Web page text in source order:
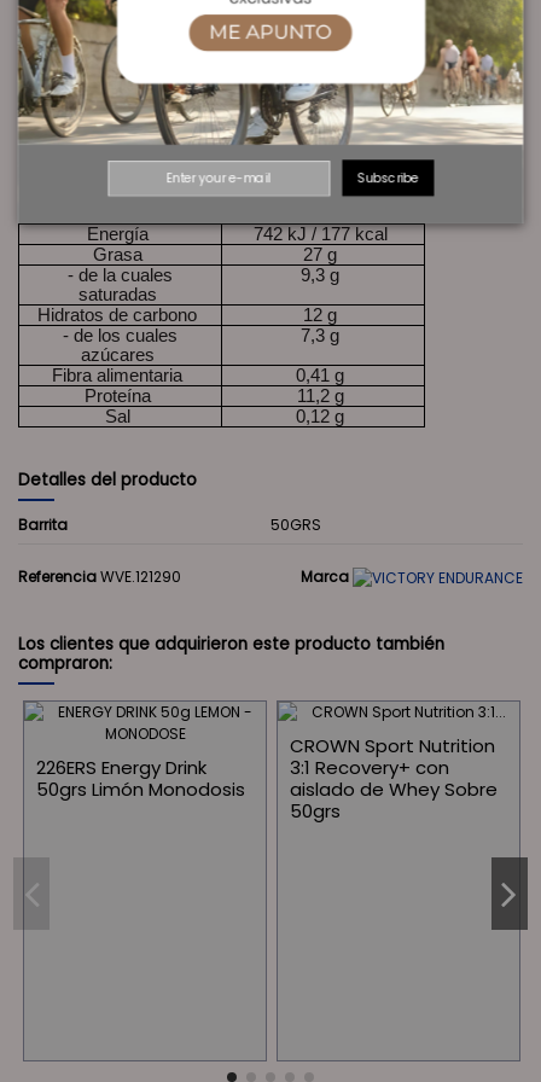
polvo¹, sacarosa, manteca de cacao, leche entera en polvo¹,
aromas, emulgentes: lecitina de soja, E476; espesante: goma guar;
gasificantes: bicarbonato amónico, bicarbonato de Sodio;
vitamina a, vitamina D, vitamina E, L-ascorbato sódico (vitamina
c), vitamina B1, vitamina B2, vitamina B3, vitamina B6, vitamina B9,
vitamina B12, biotina, vitamin B5, edulcorante: sucralosa. ¹ Contiene
avellana.
Energía
742 kJ / 177 kcal
Grasa
27 g
- de la cuales
saturadas
9,3 g
Hidratos de carbono
12 g
- de los cuales
azúcares
7,3 g
Fibra alimentaria
0,41 g
Proteína
11,2 g
Sal
0,12 g
Detalles del producto
Barrita 50GRS
Marca
ReferenciaWVE.121290
Los clientes que adquirieron este producto también
compraron:
226ERS Energy Drink
50grs Limón Monodosis
CROWN Sport Nutrition
3:1 Recovery+ con
aislado de Whey Sobre
50grs
Subscribe